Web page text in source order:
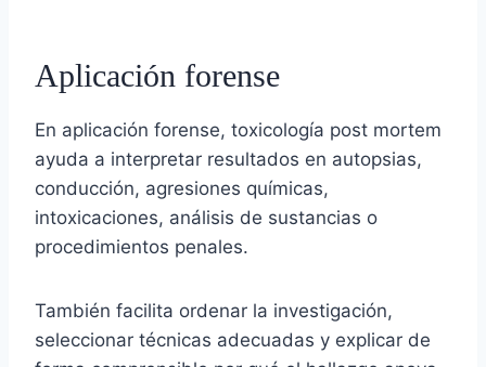
Aplicación forense
En aplicación forense, toxicología post mortem
ayuda a interpretar resultados en autopsias,
conducción, agresiones químicas,
intoxicaciones, análisis de sustancias o
procedimientos penales.
También facilita ordenar la investigación,
seleccionar técnicas adecuadas y explicar de